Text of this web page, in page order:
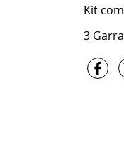
Kit
3